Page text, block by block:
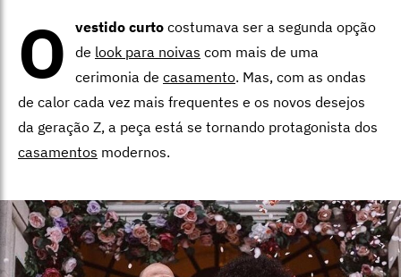
O vestido curto costumava ser a segunda opção
de look para noivas com mais de uma
cerimonia de casamento. Mas, com as ondas
de calor cada vez mais frequentes e os novos desejos
da geração Z, a peça está se tornando protagonista dos
casamentos modernos.